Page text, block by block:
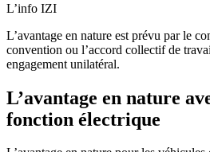
L’info IZI
L’avantage en nature est prévu par le
convention ou l’accord collectif de
engagement unilatéral.
L’avantage en nature
fonction électrique